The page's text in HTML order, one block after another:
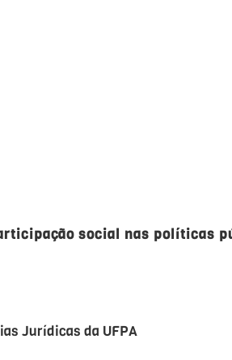
social nas políticas
Jurídicas da UFPA